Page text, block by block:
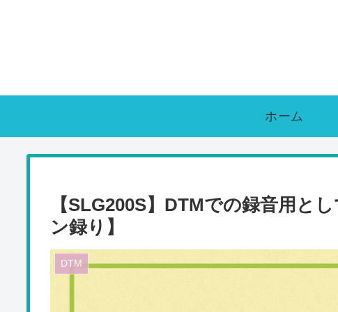
ホーム
【SLG200S】DTMでの録音用と
ン録り】
DTM